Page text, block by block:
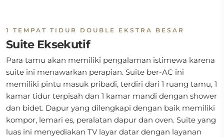
1 TEMPAT TIDUR DOUBLE EKSTRA BESAR
Suite Eksekutif
Para tamu akan memiliki pengalaman istimewa karena
suite ini menawarkan perapian. Suite ber-AC ini
memiliki pintu masuk pribadi, terdiri dari 1 ruang tamu, 1
kamar tidur terpisah dan 1 kamar mandi dengan shower
dan bidet. Dapur yang dilengkapi dengan baik memiliki
kompor, lemari es, peralatan dapur dan oven. Suite yang
luas ini menyediakan TV layar datar dengan layanan